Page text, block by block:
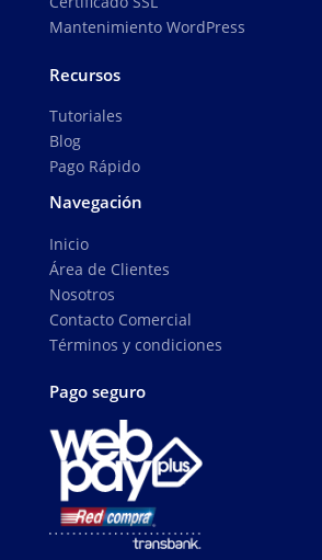
Mantenimiento WordPress
Recursos
Tutoriales
Blog
Pago Rápido
Navegación
Inicio
Área de Clientes
Nosotros
Contacto Comercial
Términos y condiciones
Pago seguro